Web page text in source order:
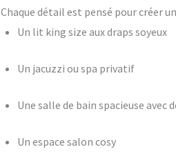
Chaque détail est pensé pour créer
Un lit king size aux draps soyeux
Un jacuzzi ou spa privatif
Une salle de bain spacieuse avec
Un espace salon cosy